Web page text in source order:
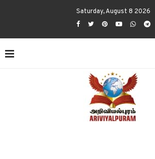
Saturday, August 8 2026